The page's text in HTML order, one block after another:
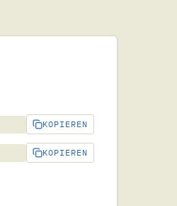
KOPIEREN
KOPIEREN